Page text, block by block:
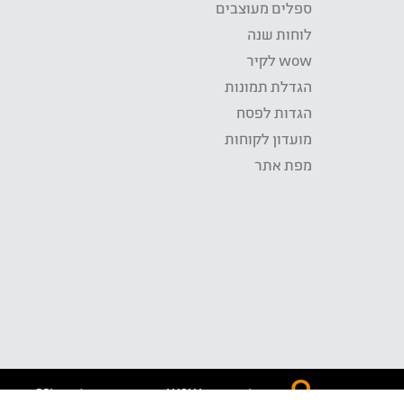
ספלים מעוצבים
לוחות שנה
wow לקיר
הגדלת תמונות
הגדות לפסח
מועדון לקוחות
מפת אתר
התשלום באתר WOW מאובטח בטכנולוגית SSL